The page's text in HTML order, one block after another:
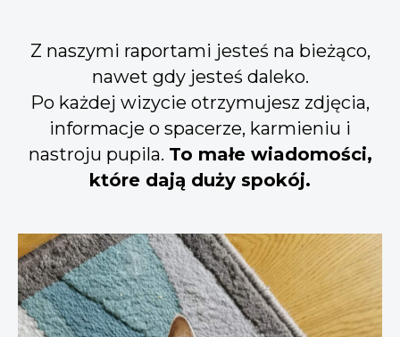
Z naszymi raportami jesteś na bieżąco,
nawet gdy jesteś daleko.
Po każdej wizycie otrzymujesz zdjęcia,
informacje o spacerze, karmieniu i
nastroju pupila. To małe wiadomości,
które dają duży spokój.